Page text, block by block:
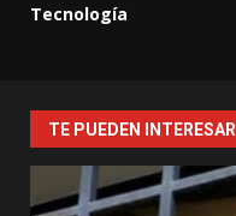
Tecnología
TE PUEDEN INTERESAR